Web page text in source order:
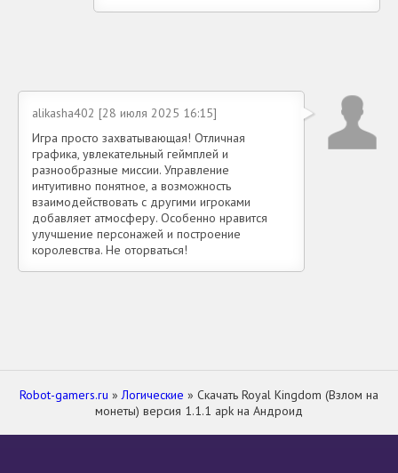
alikasha402 [28 июля 2025 16:15]
Игра просто захватывающая! Отличная
графика, увлекательный геймплей и
разнообразные миссии. Управление
интуитивно понятное, а возможность
взаимодействовать с другими игроками
добавляет атмосферу. Особенно нравится
улучшение персонажей и построение
королевства. Не оторваться!
Robot-gamers.ru »Логические » Скачать Royal Kingdom (Взлом на
монеты) версия 1.1.1 apk на Андроид